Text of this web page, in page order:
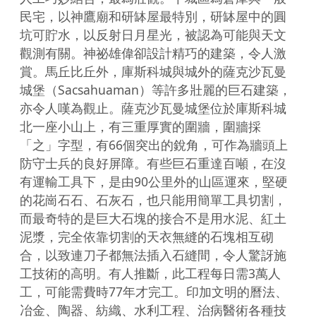
民宅，以神鷹廟和研缽屋最特別，研缽屋中的圓
坑可貯水，以反射日月星光，被認為可能與天文
觀測有關。神祕雄偉卻設計精巧的建築，令人激
賞。馬丘比丘外，庫斯科城與城外的薩克沙瓦曼
城堡（Sacsahuaman）等許多壯麗的巨石建築，
亦令人嘆為觀止。薩克沙瓦曼城堡位於庫斯科城
北一座小山上，有三重厚實的圍牆，圍牆採
「之」字型，有66個突出的銳角，可作為牆頭上
防守士兵的良好屏障。有些巨石重達百噸，在沒
有運輸工具下，是由90公里外的山區運來，堅硬
的花崗石石、石灰石，也只能用簡單工具切割，
而最奇特的是巨大石塊的接合不是用水泥、紅土
泥漿，完全依靠切割的天衣無縫的石塊相互砌
合，以致連刀子都無法插入石縫間，令人驚訝施
工技術的高明。有人推斷，此工程每日需3萬人
工，可能需費時77年才完工。印加文明的曆法、
冶金、陶器、紡織、水利工程、治病醫術各種技